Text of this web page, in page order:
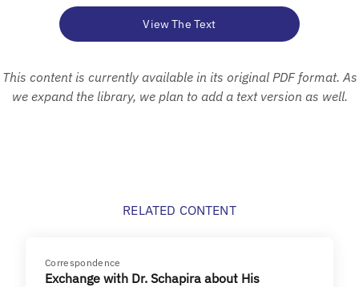
View The Text
This content is currently available in its original PDF format. As
we expand the library, we plan to add a text version as well.
RELATED CONTENT
Correspondence
Exchange with Dr. Schapira about His